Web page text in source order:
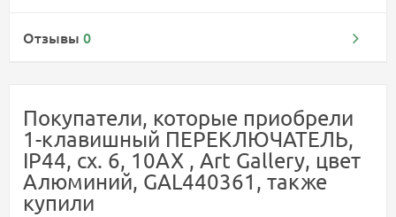
Отзывы 0
Покупатели, которые приобрели
1-клавишный ПЕРЕКЛЮЧАТЕЛЬ,
IP44, сх. 6, 10АХ , Art Gallery, цвет
Алюминий, GAL440361, также
купили